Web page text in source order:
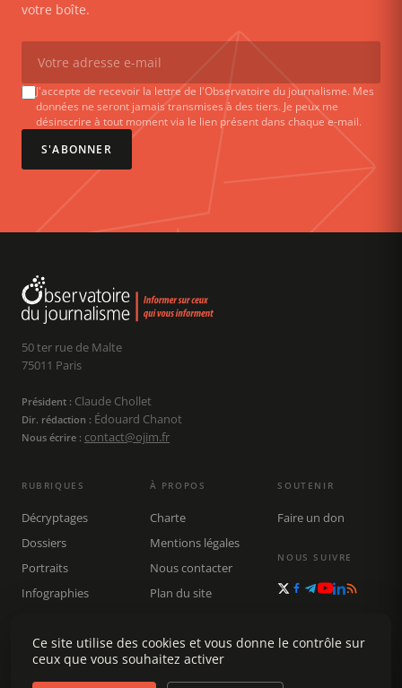
votre boîte.
J'accepte de recevoir la lettre de l'Observatoire du journalisme. Mes
données ne seront jamais transmises à des tiers. Je peux me
désinscrire à tout moment via le lien présent dans chaque e-mail.
S'ABONNER
50 ter rue de Malte
75011 Paris
Président : Claude Chollet
Dir. rédaction : Édouard Chanot
Nous écrire : contact@ojim.fr
RUBRIQUES
Décryptages
Dossiers
Portraits
Infographies
Rechercher
À PROPOS
Charte
Mentions légales
Nous contacter
Plan du site
SOUTENIR
Faire un don
NOUS SUIVRE
Ce site utilise des cookies et vous donne le contrôle sur
ceux que vous souhaitez activer